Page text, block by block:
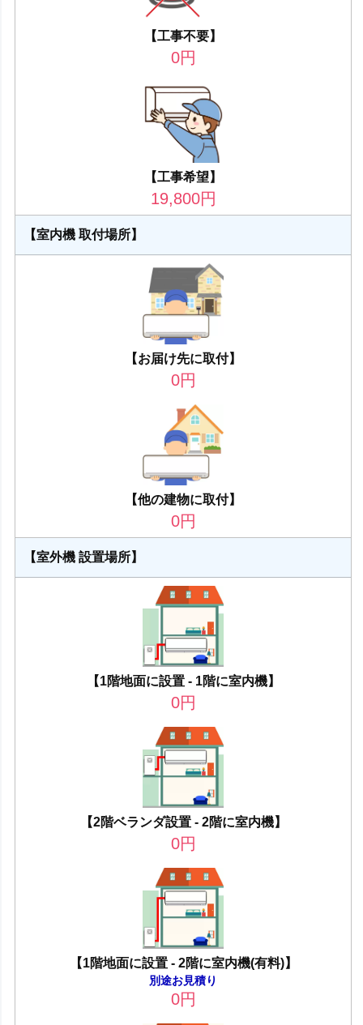
【工事不要】
0円
【工事希望】
19,800円
【室内機 取付場所】
【お届け先に取付】
0円
【他の建物に取付】
0円
【室外機 設置場所】
【1階地面に設置 - 1階に室内機】
0円
【2階ベランダ設置 - 2階に室内機】
0円
【1階地面に設置 - 2階に室内機(有料)】
別途お見積り
0円